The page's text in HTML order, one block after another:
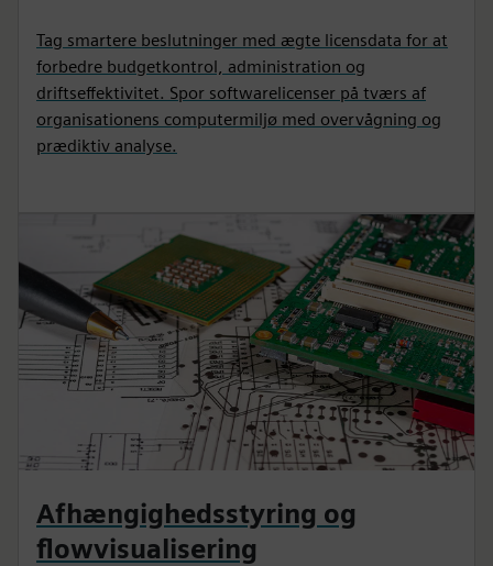
Tag smartere beslutninger med ægte licensdata for at
forbedre budgetkontrol, administration og
driftseffektivitet. Spor softwarelicenser på tværs af
organisationens computermiljø med overvågning og
prædiktiv analyse.
Afhængighedsstyring og
flowvisualisering